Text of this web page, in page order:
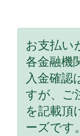
お支払い
各金融機
入金確認
すが、ご
を記載頂
ーズです。